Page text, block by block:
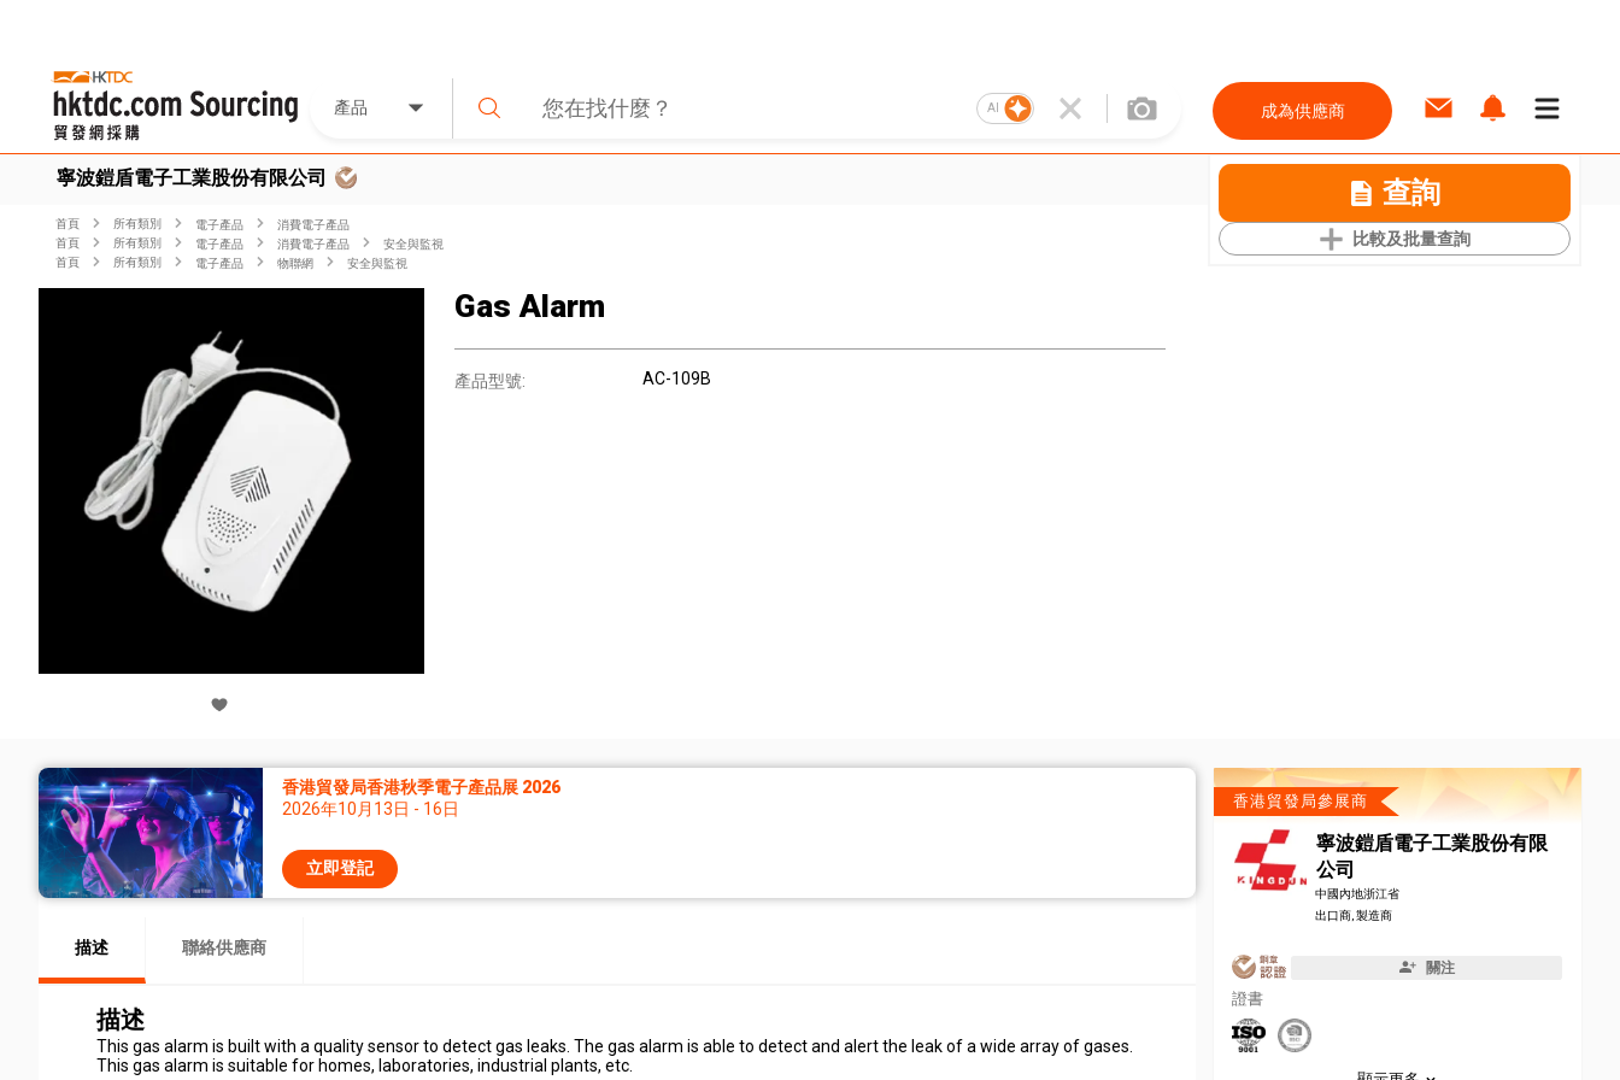
產品 AI 成為供應商
寧波鎧盾電子工業股份有限公司 查詢
比較及批量查詢
首頁 所有類別 電子產品
消費電子產品
首頁
所有類別 電子產品 消費電子產品
安全與監視
首頁
所有類別 電子產品 物聯網 安全與監視
Gas Alarm
產品型號: AC-109B
香港貿發局香港秋季電子產品展 2026
2026年10月13日 - 16日
立即登記
描述 聯絡供應商
描述
This gas alarm is built with a quality sensor to detect gas leaks. The gas alarm is able to detect and alert the leak of a wide array of gases.
This gas alarm is suitable for homes, laboratories, industrial plants, etc.
香港貿發局參展商
寧波鎧盾電子工業股份有限
公司
中國內地浙江省
出口商, 製造商
關注
證書